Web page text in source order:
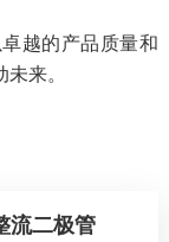
越的产品质量和
来。
流二极管